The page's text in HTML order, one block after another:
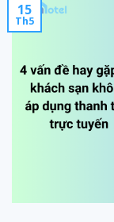
15
Th5